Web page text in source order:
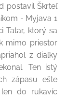
postavil Škrteľ
- Myjava 1
Tatar, ktorý sa
mimo priestor
z diaľky
Ten istý
zápasu ešte
do rukavíc